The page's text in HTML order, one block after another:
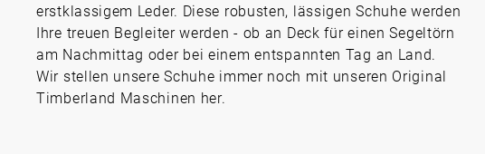
erstklassigem Leder. Diese robusten, lässigen Schuhe werden
Ihre treuen Begleiter werden - ob an Deck für einen Segeltörn
am Nachmittag oder bei einem entspannten Tag an Land.
Wir stellen unsere Schuhe immer noch mit unseren Original
Timberland Maschinen her.